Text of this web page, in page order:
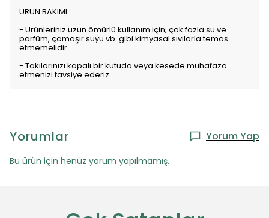
ÜRÜN BAKIMI :
- Ürünleriniz uzun ömürlü kullanım için; çok fazla su ve
parfüm, çamaşır suyu vb. gibi kimyasal sıvılarla temas
etmemelidir.
- Takılarınızı kapalı bir kutuda veya kesede muhafaza
etmenizi tavsiye ederiz.
Yorumlar Yorum Yap
Bu ürün için henüz yorum yapılmamış.